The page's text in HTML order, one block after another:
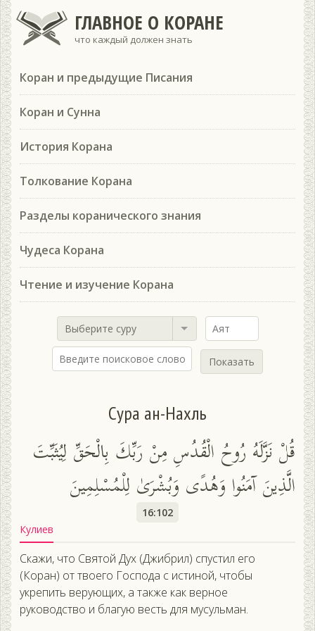
ГЛАВНОЕ О КОРАНЕ
что каждый должен знать
Коран и предыдущие Писания
Коран и Сунна
История Корана
Толкование Корана
Разделы коранического знания
Чудеса Корана
Чтение и изучение Корана
Выберите суру
Показать
Сура ан-Нахль
قُلْ نَزَّلَهُ رُوحُ الْقُدُسِ مِنْ رَبِّكَ بِالْحَقِّ لِيُثَبِّتَ
الَّذِينَ آمَنُوا وَهُدًى وَبُشْرَىٰ لِلْمُسْلِمِينَ
16:102
Кулиев
Скажи, что Святой Дух (Джибрил) спустил его
(Коран) от твоего Господа с истиной, чтобы
укрепить верующих, а также как верное
руководство и благую весть для мусульман.